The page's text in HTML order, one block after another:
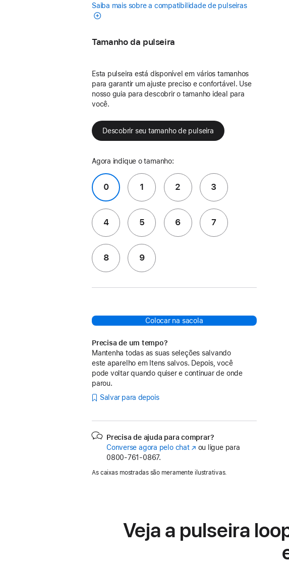
Saiba mais sobre a compatibilidade de pulseiras
Tamanho da pulseira
Esta pulseira está disponível em vários tamanhos
para garantir um ajuste preciso e confortável. Use
nosso guia para descobrir o tamanho ideal para
você.
Descobrir seu tamanho de pulseira
Agora indique o tamanho:
0 1 2 3
4 5 6 7
8 9
Colocar na sacola
Precisa de um tempo?
Mantenha todas as suas seleções salvando
este aparelho em Itens salvos. Depois, você
pode voltar quando quiser e continuar de onde
parou.
Salvar para depois
Precisa de ajuda para comprar?
Converse agora pelo chat(o
em
ou ligue para
0800-761-0867.
As caixas mostradas são meramente ilustrativas.
Veja a pulseira